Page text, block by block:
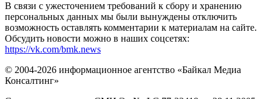
В связи с ужесточением требований к сбору и хранению
персональных данных мы были вынуждены отключить
возможность оставлять комментарии к материалам на сайте.
Обсудить новости можно в наших соцсетях:
https://vk.com/bmk.news
© 2004-2026 информационное агентство «Байкал Медиа
Консалтинг»